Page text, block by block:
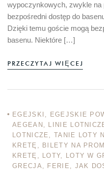
wypoczynkowych, zwykle na
bezpośredni dostęp do
Dzięki temu goście mogą
basenu. Niektóre […]
PRZECZYTAJ WIĘCEJ
EGEJSKI , EGEJSKIE
AEGEAN , LINIE
LOTNICZE ,TANIE LOTY
KRETĘ , BILETY NA PROM
KRETĘ , LOTY, LOTY W
GRECJA, FERIE , JAK